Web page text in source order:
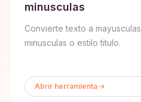
minusculas
Convierte texto a mayusculas,
minusculas o estilo titulo.
Abrir herramienta